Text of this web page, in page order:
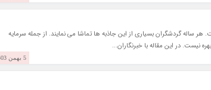
ساله گردشگران بسیاری از این جاذبه ها تماشا می نمایند. از جمله سرمایه
نیست. در این مقاله با خبرنگاران...
5 بهمن 1403